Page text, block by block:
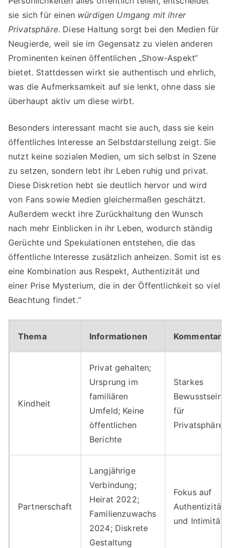
sie sich für einen würdigen Umgang mit ihrer
Privatsphäre. Diese Haltung sorgt bei den Medien für
Neugierde, weil sie im Gegensatz zu vielen anderen
Prominenten keinen öffentlichen „Show-Aspekt“
bietet. Stattdessen wirkt sie authentisch und ehrlich,
was die Aufmerksamkeit auf sie lenkt, ohne dass sie
überhaupt aktiv um diese wirbt.
Besonders interessant macht sie auch, dass sie kein
öffentliches Interesse an Selbstdarstellung zeigt. Sie
nutzt keine sozialen Medien, um sich selbst in Szene
zu setzen, sondern lebt ihr Leben ruhig und privat.
Diese Diskretion hebt sie deutlich hervor und wird
von Fans sowie Medien gleichermaßen geschätzt.
Außerdem weckt ihre Zurückhaltung den Wunsch
nach mehr Einblicken in ihr Leben, wodurch ständig
Gerüchte und Spekulationen entstehen, die das
öffentliche Interesse zusätzlich anheizen. Somit ist es
eine Kombination aus Respekt, Authentizität und
einer Prise Mysterium, die in der Öffentlichkeit so viel
Beachtung findet.“
Thema Informationen Kommentar
Kindheit
Privat gehalten;
Ursprung im
familiären
Umfeld; Keine
öffentlichen
Berichte
Starkes
Bewusstsein
für
Privatsphäre
Partnerschaft
Langjährige
Verbindung;
Heirat 2022;
Familienzuwachs
2024; Diskrete
Gestaltung
Fokus auf
Authentizität
und Intimität